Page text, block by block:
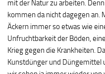
mit der Natur zu arbeiten.
kommen da nicht dagegen an.
Äckern immer so etwas wie
Unfruchtbarkeit der Böden,
Krieg gegen die Krankheiten.
Kunstdünger und Düngemittel